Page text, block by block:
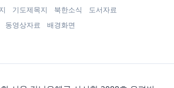
기도제목지 북한소식
도서자료
동영상자료
배경화면